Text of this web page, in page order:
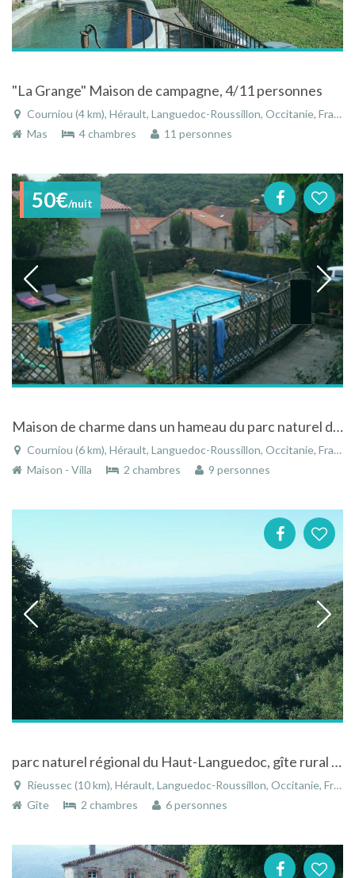
"La Grange" Maison de campagne, 4/11 personnes
Courniou (4 km), Hérault, Languedoc-Roussillon, Occitanie, France
Mas
4 chambres 11 personnes
50€/nuit
Maison de charme dans un hameau du parc naturel du haut languedoc
Courniou (6 km), Hérault, Languedoc-Roussillon, Occitanie, France
Maison - Villa
2 chambres 9 personnes
parc naturel régional du Haut-Languedoc, gîte rural dans un village calme, altitude 500m.
Rieussec (10 km), Hérault, Languedoc-Roussillon, Occitanie, France
Gîte
2 chambres 6 personnes